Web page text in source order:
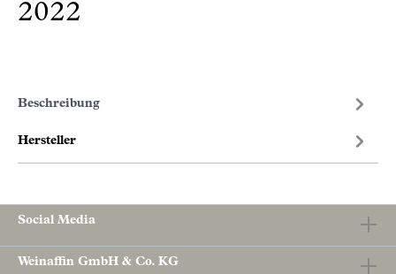
2022
Beschreibung
Hersteller
Social Media
Weinaffin GmbH & Co. KG